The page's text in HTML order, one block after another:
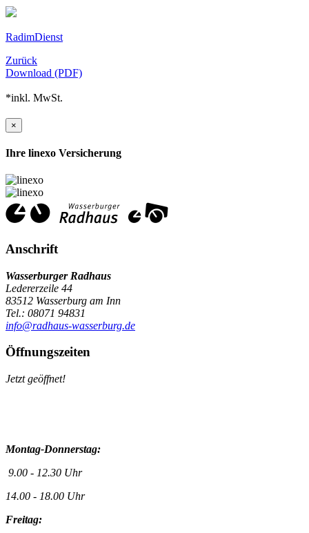
RadimDienst
Zurück
Download (PDF)
*inkl. MwSt.
×
Ihre linexo Versicherung
Anschrift
Wasserburger Radhaus
Ledererzeile 44
83512 Wasserburg am Inn
Tel.: 08071 94831
info@radhaus-wasserburg.de
Öffnungszeiten
Jetzt geöffnet!
Montag-Donnerstag:
9.00 - 12.30 Uhr
14.00 - 18.00 Uhr
Freitag: